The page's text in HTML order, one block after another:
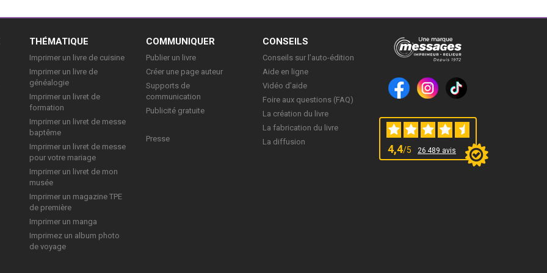
THÉMATIQUE
Imprimer un livre de cuisine
Imprimer un livre de
généalogie
Imprimer un livret de
formation
Imprimer un livret de messe
baptême
Imprimer un livret de messe
pour votre mariage
Imprimer un livret de mon
musée
Imprimer un magazine TPE
de première
Imprimer un manga
Imprimez un album photo
de voyage
COMMUNIQUER
Publier un livre
Créer une page auteur
Supports de
communication
Publicité gratuite
Presse
CONSEILS
Conseils sur l’auto-édition
Aide en ligne
Vidéo d’aide
Foire aux questions (FAQ)
La création du livre
La fabrication du livre
La diffusion
4,4/5 26 489 avis